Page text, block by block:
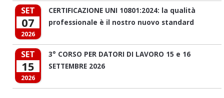
SET
07
2026
CERTIFICAZIONE UNI 10801:2024: la qualità
professionale è il nostro nuovo standard
SET
15
2026
3° CORSO PER DATORI DI LAVORO 15 e 16
SETTEMBRE 2026